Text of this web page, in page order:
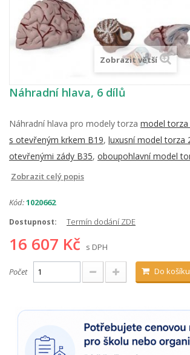
Zobrazit větší
Náhradní hlava, 6 dílů
Náhradní hlava pro modely torza model torza
s otevřeným krkem B19, luxusní model torza
otevřenými zády B35, oboupohlavní model
Zobrazit celý popis
Kód:1020662
Dostupnost: Termín dodání ZDE
16 607 Kč s DPH
Počet Do košíku